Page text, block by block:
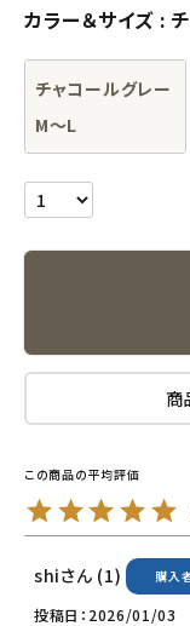
オリジナルブランド
ナチュラムーン
エコリュクス
エコメイト
ナチュラプラス
ご利用ガイド等
アカウント情報
ようこそ ゲスト 様
カラー＆サイズ
チャコールグレー
M～L
商
shi 1 購入
投稿日
2026/01/03